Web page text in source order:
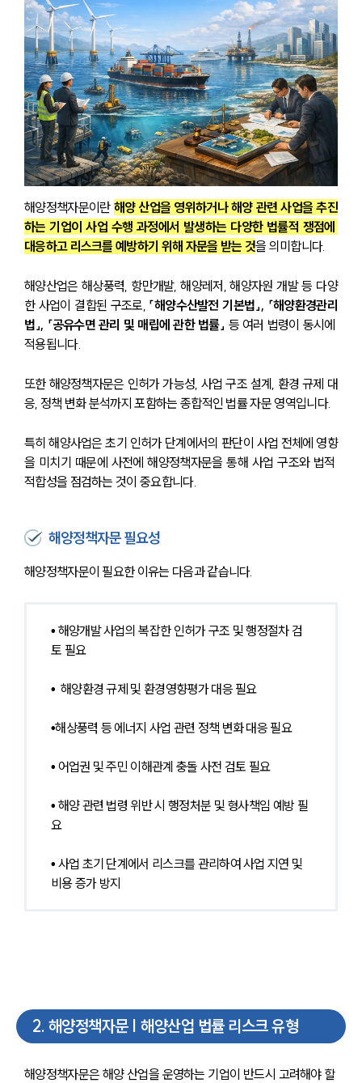
해양정책자문이란 해양 산업을 영위하거나 해양 관련 사업을 추진
하는 기업이 사업 수행 과정에서 발생하는 다양한 법률적 쟁점에
대응하고 리스크를 예방하기 위해 자문을 받는 것을 의미합니다.
해양산업은 해상풍력, 항만개발, 해양레저, 해양자원 개발 등 다양
한 사업이 결합된 구조로, 「해양수산발전 기본법」, 「해양환경관리
법」, 「공유수면 관리 및 매립에 관한 법률」 등 여러 법령이 동시에
적용됩니다.
또한 해양정책자문은 인허가 가능성, 사업 구조 설계, 환경 규제 대
응, 정책 변화 분석까지 포함하는 종합적인 법률 자문 영역입니다.
특히 해양사업은 초기 인허가 단계에서의 판단이 사업 전체에 영향
을 미치기 때문에 사전에 해양정책자문을 통해 사업 구조와 법적
적합성을 점검하는 것이 중요합니다.
해양정책자문 필요성
해양정책자문이 필요한 이유는 다음과 같습니다.
• 해양개발 사업의 복잡한 인허가 구조 및 행정절차 검
토 필요
• 해양환경 규제 및 환경영향평가 대응 필요
•해상풍력 등 에너지 사업 관련 정책 변화 대응 필요
• 어업권 및 주민 이해관계 충돌 사전 검토 필요
• 해양 관련 법령 위반 시 행정처분 및 형사책임 예방 필
요
• 사업 초기 단계에서 리스크를 관리하여 사업 지연 및
비용 증가 방지
2. 해양정책자문 | 해양산업 법률 리스크 유형
해양정책자문은 해양 산업을 운영하는 기업이 반드시 고려해야 할